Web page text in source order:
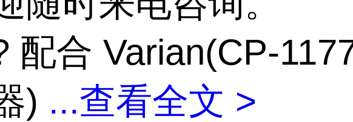
配合 Varian(CP-
) ...查看全文 >